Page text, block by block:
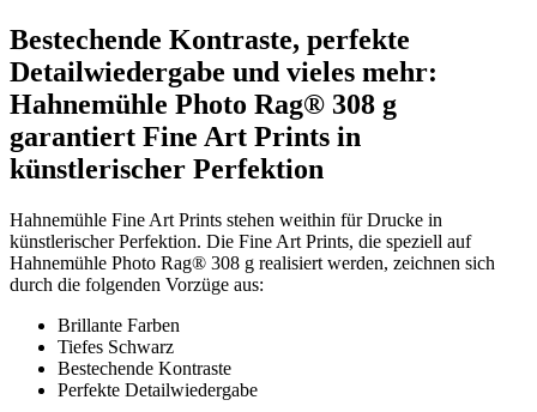
Bestechende Kontraste, perfekte
Detailwiedergabe und vieles mehr:
Hahnemühle Photo Rag® 308 g
garantiert Fine Art Prints in
künstlerischer Perfektion
Hahnemühle Fine Art Prints stehen weithin für Drucke in
künstlerischer Perfektion. Die Fine Art Prints, die speziell auf
Hahnemühle Photo Rag® 308 g realisiert werden, zeichnen sich
durch die folgenden Vorzüge aus:
Brillante Farben
Tiefes Schwarz
Bestechende Kontraste
Perfekte Detailwiedergabe